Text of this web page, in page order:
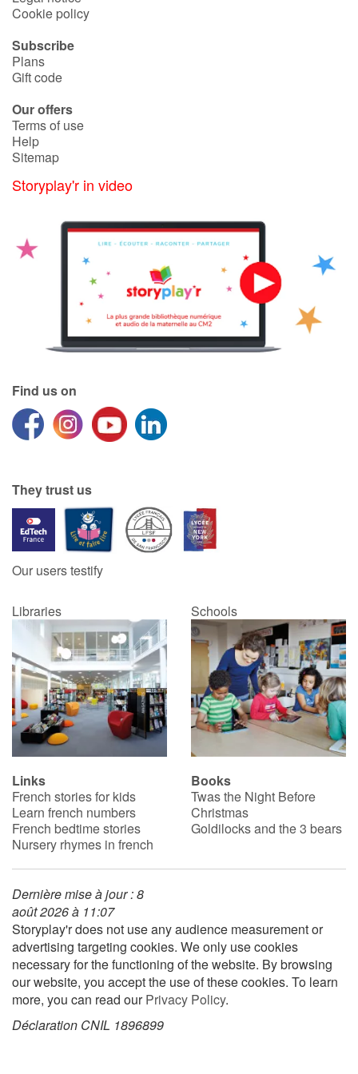
Documentaries
With the family
Daily life and hobbies
At school
Festivals and events
Love and friendship
Emotions and feelings
Formats and illustrations
Catalogue anglais
Help
Home
Schools
Libraries
Videos & Tutorials
Blog
Learn french with Storyplay'r
French book lists for children
Activities and workshops
Dyslexia and reading disorders
Cookie policy
Subscribe
Plans
Gift code
Our offers
Terms of use
Help
Sitemap
Storyplay'r in video
Find us on
They trust us
Our users testify
Libraries Schools
Links
French stories for kids
Learn french numbers
French bedtime stories
Nursery rhymes in french
Books
Twas the Night Before
Christmas
Goldilocks and the 3 bears
Dernière mise à jour : 8
août 2026 à 11:07
Storyplay'r does not use any audience measurement or
advertising targeting cookies. We only use cookies
necessary for the functioning of the website. By browsing
our website, you accept the use of these cookies. To learn
more, you can read ourPrivacy Policy.
Déclaration CNIL 1896899